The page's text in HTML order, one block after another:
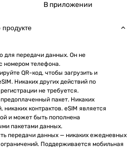
В приложении
для передачи данных. Он не
номером телефона.
QR-код, чтобы загрузить и
Никаких других действий по
не требуется.
пакет. Никаких
никаких контрактов. eSIM является
и может быть пополнена
пакетами данных.
передачи данных — никаких ежедневных
Поддерживается мобильная